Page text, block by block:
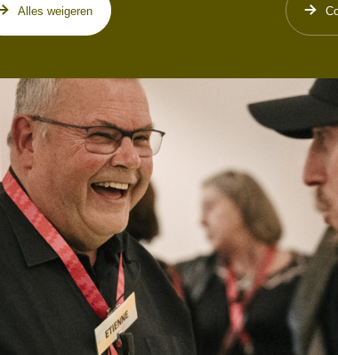
Alles weigeren